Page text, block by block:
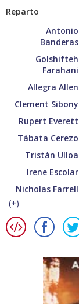
Reparto
Antonio
Banderas
Golshifteh
Farahani
Allegra Allen
Clement Sibony
Rupert Everett
Tábata Cerezo
Tristán Ulloa
Irene Escolar
Nicholas Farrell
(+)